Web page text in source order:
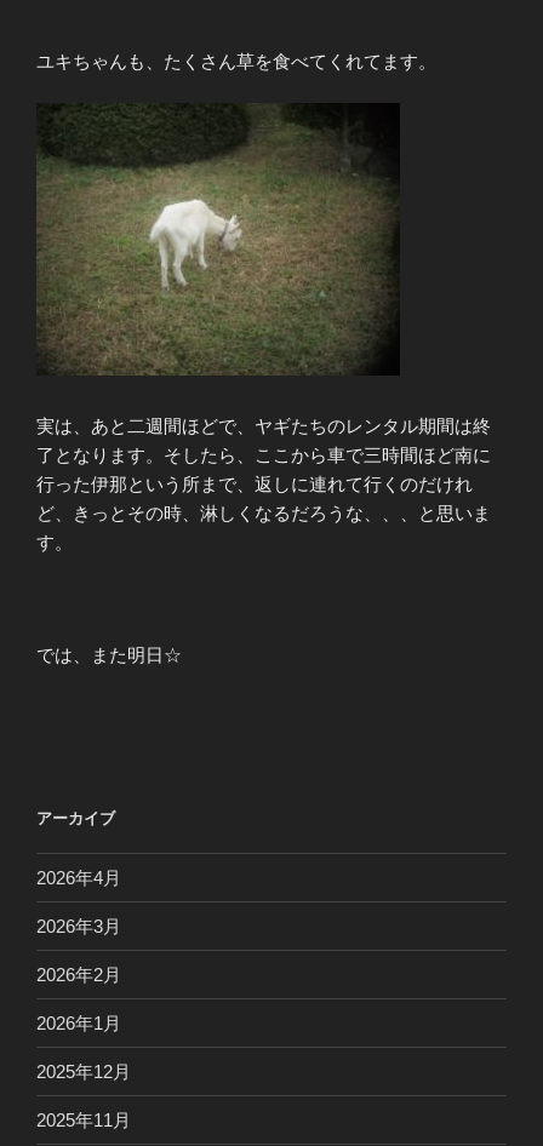
ユキちゃんも、たくさん草を食べてくれてます。
実は、あと二週間ほどで、ヤギたちのレンタル期間は終
了となります。そしたら、ここから車で三時間ほど南に
行った伊那という所まで、返しに連れて行くのだけれ
ど、きっとその時、淋しくなるだろうな、、、と思いま
す。
では、また明日☆
アーカイブ
2026年4月
2026年3月
2026年2月
2026年1月
2025年12月
2025年11月